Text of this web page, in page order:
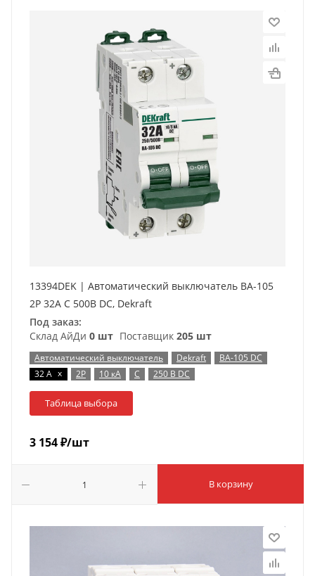
13394DEK | Автоматический выключатель ВА-105
2P 32А C 500В DC, Dekraft
Под заказ:
Склад АйДи 0 шт Поставщик 205 шт
Автоматический выключатель Dekraft
ВА-105 DC
32 А x 2P 10 кА C 250 В DC
Таблица выбора
3 154₽/шт
В корзину